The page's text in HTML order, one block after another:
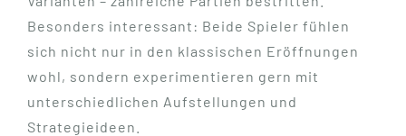
Besonders interessant: Beide Spieler fühlen
sich nicht nur in den klassischen Eröffnungen
wohl, sondern experimentieren gern mit
unterschiedlichen Aufstellungen und
Strategieideen.